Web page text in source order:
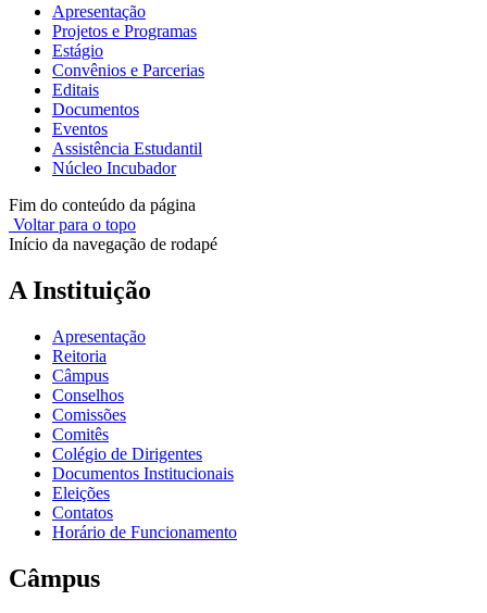
Apresentação
Projetos e Programas
Estágio
Convênios e Parcerias
Editais
Documentos
Eventos
Assistência Estudantil
Núcleo Incubador
Fim do conteúdo da página
Voltar para o topo
Início da navegação de rodapé
A Instituição
Apresentação
Reitoria
Câmpus
Conselhos
Comissões
Comitês
Colégio de Dirigentes
Documentos Institucionais
Eleições
Contatos
Horário de Funcionamento
Câmpus